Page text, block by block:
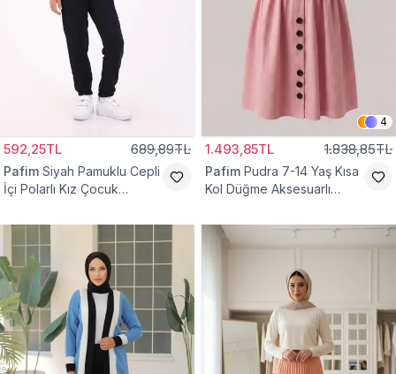
592,25TL 689,89TL
Pafim Siyah Pamuklu Cepli
İçi Polarlı Kız Çocuk
4
1.493,85TL 1.838,85TL
Pafim Pudra 7-14 Yaş Kısa
Kol Düğme Aksesuarlı